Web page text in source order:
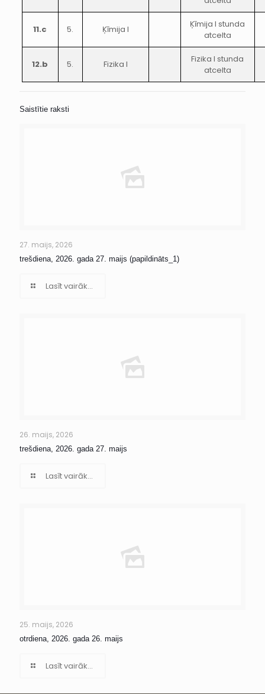
11.c 5. Ķīmija I
Ķīmija I stunda
atcelta
12.b 5. Fizika I
Fizika I stunda
atcelta
Saistītie raksti
27. maijs, 2026
trešdiena, 2026. gada 27. maijs (papildināts_1)
Lasīt vairāk...
26. maijs, 2026
trešdiena, 2026. gada 27. maijs
Lasīt vairāk...
25. maijs, 2026
otrdiena, 2026. gada 26. maijs
Lasīt vairāk...